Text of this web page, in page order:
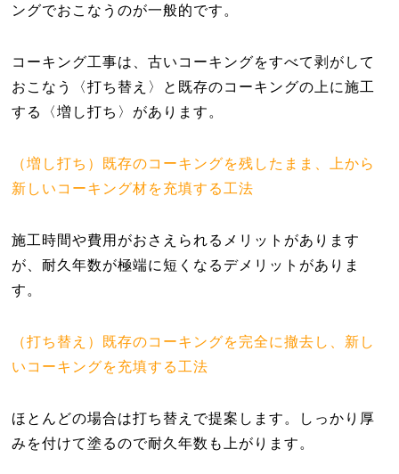
ングでおこなうのが一般的です。
コーキング工事は、古いコーキングをすべて剥がして
おこなう〈打ち替え〉と既存のコーキングの上に施工
する〈増し打ち〉があります。
（増し打ち）既存のコーキングを残したまま、上から
新しいコーキング材を充填する工法
施工時間や費用がおさえられるメリットがあります
が、耐久年数が極端に短くなるデメリットがありま
す。
（打ち替え）既存のコーキングを完全に撤去し、新し
いコーキングを充填する工法
ほとんどの場合は打ち替えで提案します。しっかり厚
みを付けて塗るので耐久年数も上がります。